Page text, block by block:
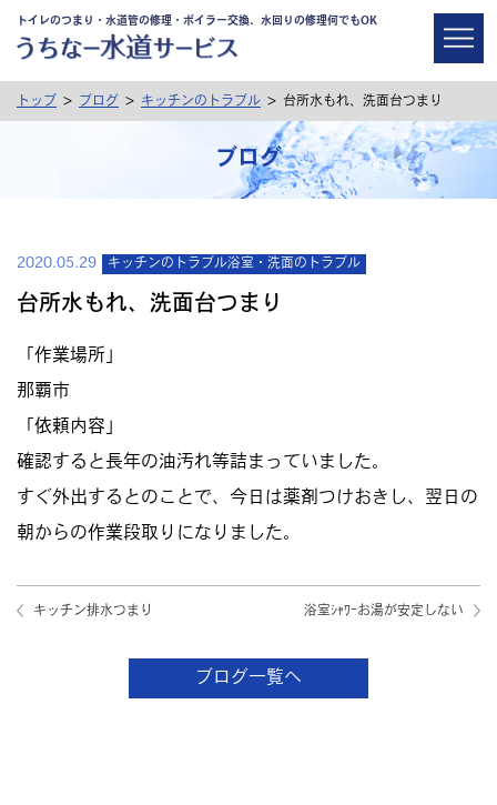
トイレのつまり・水道管の修理・ボイラー交換、水回りの修理何でもOK
トップ > ブログ > キッチンのトラブル > 台所水もれ、洗面台つまり
ブログ
2020.05.29 キッチンのトラブル浴室・洗面のトラブル
台所水もれ、洗面台つまり
「作業場所」
那覇市
「依頼内容」
確認すると長年の油汚れ等詰まっていました。
すぐ外出するとのことで、今日は薬剤つけおきし、翌日の
朝からの作業段取りになりました。
キッチン排水つまり 浴室ｼｬﾜｰお湯が安定しない
ブログ一覧へ